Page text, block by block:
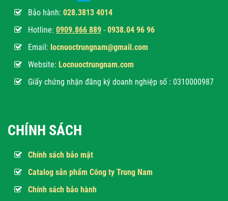
Bảo hành: 028.3813 4014
Hotline: 0909.866 889 - 0938.04 96 96
Email: locnuoctrungnam@gmail.com
Website: Locnuoctrungnam.com
Giấy chứng nhận đăng ký doanh nghiệp số : 0310000987
CHÍNH SÁCH
Chính sách bảo mật
Catalog sản phẩm Công ty Trung Nam
Chính sách bảo hành